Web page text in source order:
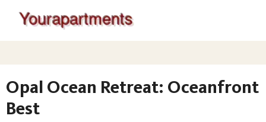
Opal Ocean Retreat: Oceanfront
Best